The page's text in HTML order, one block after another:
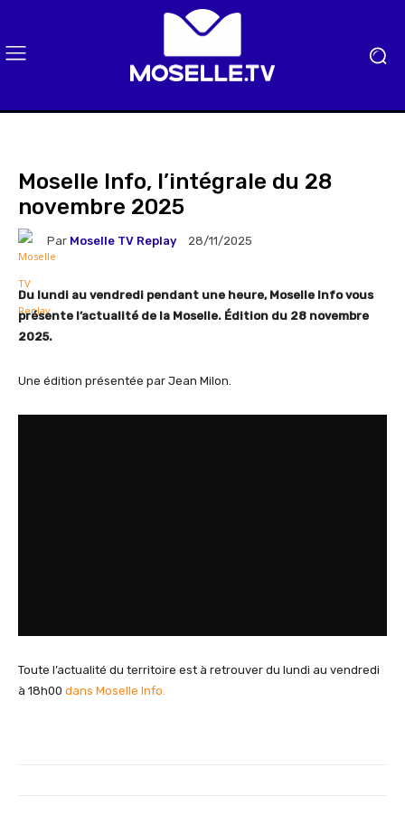
Moselle Info, l’intégrale du 28
novembre 2025
Par Moselle TV Replay 28/11/2025
Du lundi au vendredi pendant une heure, Moselle Info vous
présente l’actualité de la Moselle. Édition du 28 novembre
2025.
Une édition présentée par Jean Milon.
Toute l’actualité du territoire est à retrouver du lundi au vendredi
à 18h00 dans Moselle Info.